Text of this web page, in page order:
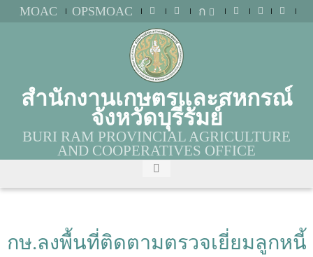
MOAC OPSMOAC ก
สำนักงานเกษตรและสหกรณ์
จังหวัดบุรีรัมย์
BURI RAM PROVINCIAL AGRICULTURE
AND COOPERATIVES OFFICE
กษ.ลงพื้นที่ติดตามตรวจเยี่ยมลูกหนี้